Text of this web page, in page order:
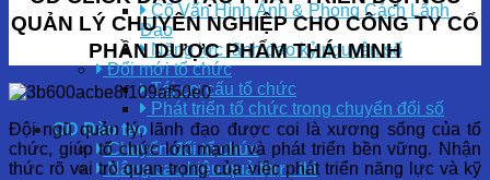
Cố Vấn Hình Ảnh & Phong Cách Lãnh
Đạo
Năng lực lãnh đạo kỷ nguyên số
Đổi mới tổ chức
Tái cơ cấu tổ chức
Phát triển tổ chức trong chuyển đổi số
OD Đào tạo
Chuyển đổi tổ chức
Nâng cao hiệu quả thực thi
QUẢN LÝ CHUYÊN NGHIỆP CHO CÔNG TY CỔ
PHẦN DƯỢC PHẨM THÁI MINH
Đội ngũ quản lý, lãnh đạo được coi là xương sống của tổ
chức, giúp tổ chức lớn mạnh và phát triển bền vững. Nhận
thức rõ vai trò quan trọng của việc phát triển năng lực và kỹ